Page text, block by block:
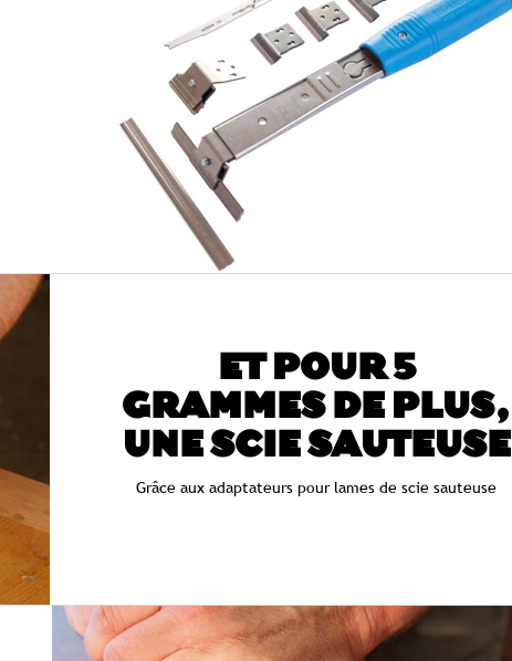
ET POUR 5
GRAMMES DE PLUS,
UNE SCIE SAUTEUSE
Grâce aux adaptateurs pour lames de scie sauteuse